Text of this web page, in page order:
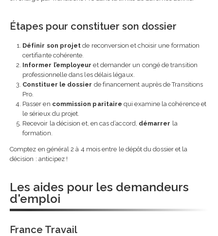
Étapes pour constituer son dossier
Définir son projet de reconversion et choisir une formation
certifiante cohérente.
Informer l’employeur et demander un congé de transition
professionnelle dans les délais légaux.
Constituer le dossier de financement auprès de Transitions
Pro.
Passer en commission paritaire qui examine la cohérence et
le sérieux du projet.
Recevoir la décision et, en cas d’accord, démarrer la
formation.
Comptez en général 2 à 4 mois entre le dépôt du dossier et la
décision : anticipez !
Les aides pour les demandeurs
d'emploi
France Travail